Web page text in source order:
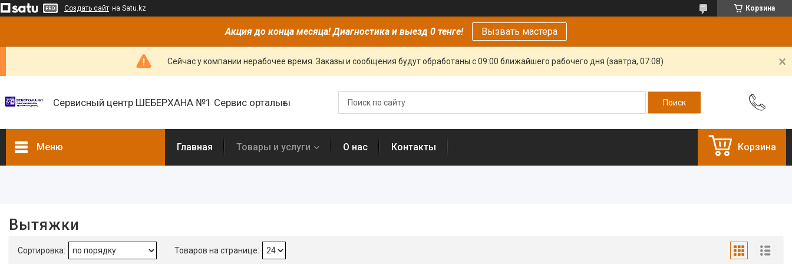
Создать сайт на Satu.kz Корзина
Акция до конца месяца! Диагностика и выезд 0 тенге! Вызвать мастера
Сейчас у компании нерабочее время. Заказы и сообщения будут обработаны с 09:00 ближайшего рабочего дня (завтра, 07.08)
Сервисный центр ШЕБЕРХАНА №1 Сервис орталығы
Меню Главная Товары и услуги О нас Контакты Корзина
Вытяжки